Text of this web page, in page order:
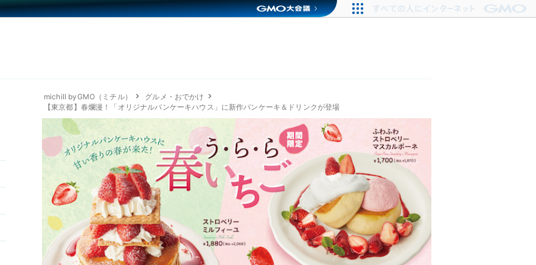
michill byGMO（ミチル）
グルメ・おでかけ
【東京都】春爛漫！「オリジナルパンケーキハウス」に新作パンケーキ＆ドリンクが登場